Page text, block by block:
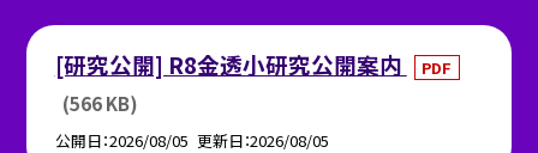
[研究公開] R8金透小研究公開案内 PDF
(566 KB)
公開日 2026/08/05 更新日 2026/08/05